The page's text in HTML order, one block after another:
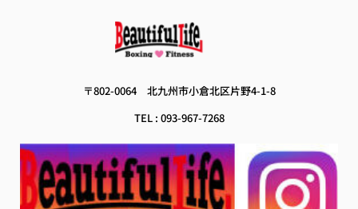
〒802-0064 北九州市小倉北区片野4-1-8
TEL : 093-967-7268